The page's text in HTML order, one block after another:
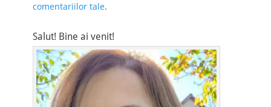
comentariilor tale.
Salut! Bine ai venit!